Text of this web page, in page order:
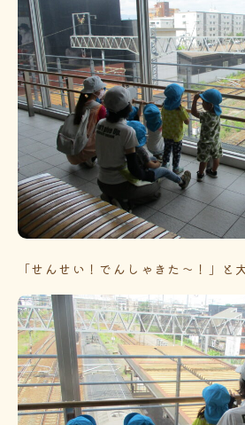
「せんせい！でんしゃきた～！」と